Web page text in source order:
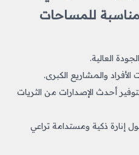
مناسبة للمساحات
العالية.
والمشاريع الكبرى.
أحدث الإصدارات من الثريات
إنارة ذكية ومستدامة تراعي